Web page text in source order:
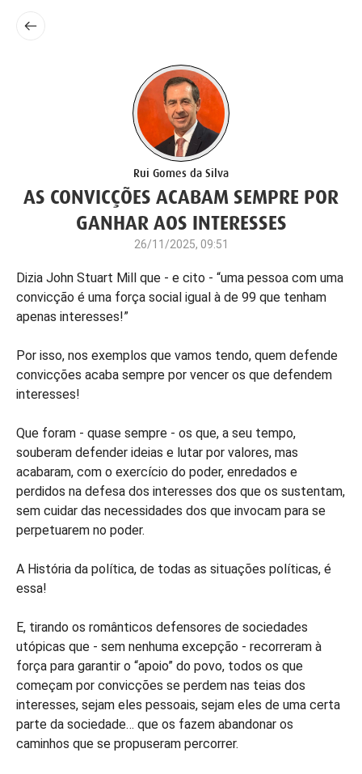
Rui Gomes da Silva
AS CONVICÇÕES ACABAM SEMPRE POR
GANHAR AOS INTERESSES
26/11/2025, 09:51
Dizia John Stuart Mill que - e cito - “uma pessoa com uma
convicção é uma força social igual à de 99 que tenham
apenas interesses!”
Por isso, nos exemplos que vamos tendo, quem defende
convicções acaba sempre por vencer os que defendem
interesses!
Que foram - quase sempre - os que, a seu tempo,
souberam defender ideias e lutar por valores, mas
acabaram, com o exercício do poder, enredados e
perdidos na defesa dos interesses dos que os sustentam,
sem cuidar das necessidades dos que invocam para se
perpetuarem no poder.
A História da política, de todas as situações políticas, é
essa!
E, tirando os românticos defensores de sociedades
utópicas que - sem nenhuma excepção - recorreram à
força para garantir o “apoio” do povo, todos os que
começam por convicções se perdem nas teias dos
interesses, sejam eles pessoais, sejam eles de uma certa
parte da sociedade… que os fazem abandonar os
caminhos que se propuseram percorrer.